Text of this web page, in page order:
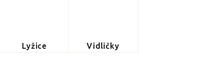
Lyžice Vidličky